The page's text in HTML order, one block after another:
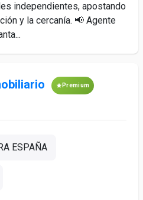
independientes, apostando
y la cercanía. 📢 Agente
Premium
ESPAÑA